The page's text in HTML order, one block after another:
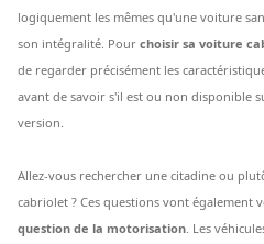
logiquement les mêmes qu'une voiture
son intégralité. Pour choisir sa voiture
de regarder précisément les
avant de savoir s'il est ou non disponible
version.
Allez-vous rechercher une citadine ou
cabriolet ? Ces questions vont également
question de la motorisation . Les